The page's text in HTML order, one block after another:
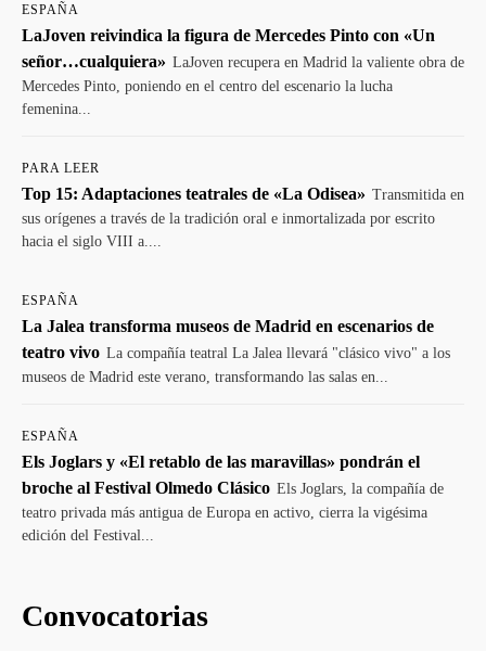
ESPAÑA
LaJoven reivindica la figura de Mercedes Pinto con «Un
señor…cualquiera» LaJoven recupera en Madrid la valiente obra de
Mercedes Pinto, poniendo en el centro del escenario la lucha
femenina...
PARA LEER
Top 15: Adaptaciones teatrales de «La Odisea» Transmitida en
sus orígenes a través de la tradición oral e inmortalizada por escrito
hacia el siglo VIII a....
ESPAÑA
La Jalea transforma museos de Madrid en escenarios de
teatro vivo La compañía teatral La Jalea llevará "clásico vivo" a los
museos de Madrid este verano, transformando las salas en...
ESPAÑA
Els Joglars y «El retablo de las maravillas» pondrán el
broche al Festival Olmedo Clásico Els Joglars, la compañía de
teatro privada más antigua de Europa en activo, cierra la vigésima
edición del Festival...
Convocatorias